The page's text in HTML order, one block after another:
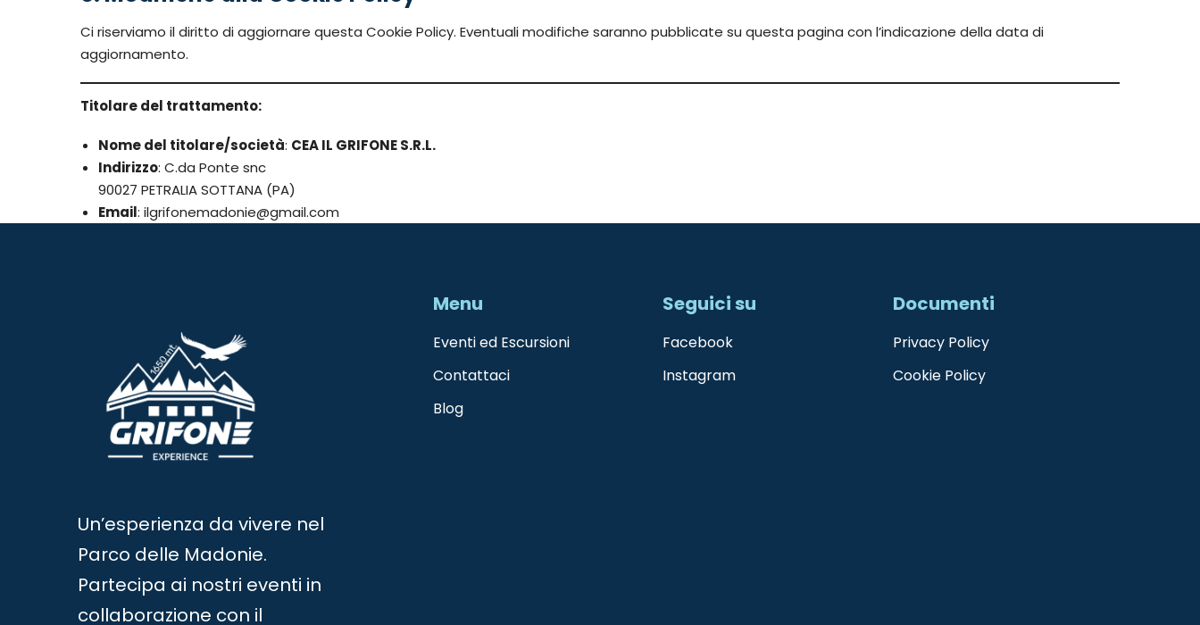
Ci riserviamo il diritto di aggiornare questa Cookie Policy. Eventuali modifiche saranno pubblicate su questa pagina con l’indicazione della data di
aggiornamento.
Titolare del trattamento:
Nome del titolare/società: CEA IL GRIFONE S.R.L.
Indirizzo: C.da Ponte snc
90027 PETRALIA SOTTANA (PA)
Email: ilgrifonemadonie@gmail.com
Un’esperienza da vivere nel
Parco delle Madonie.
Partecipa ai nostri eventi in
collaborazione con il
Menu
Eventi ed Escursioni
Contattaci
Blog
Seguici su
Facebook
Instagram
Documenti
Privacy Policy
Cookie Policy